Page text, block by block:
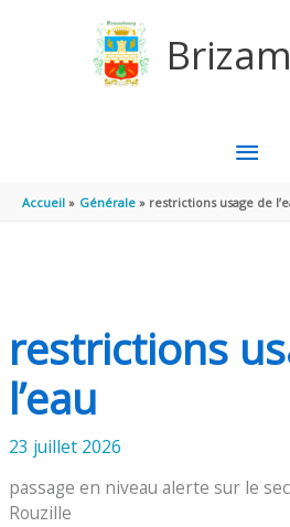
MENU
Accueil Générale restrictions usage de
restrictions
l’eau
23 juillet 2026
passage en niveau alerte sur le
Rouzille